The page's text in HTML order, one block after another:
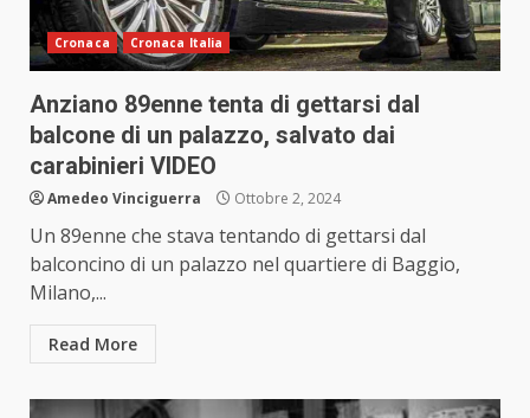
Cronaca Cronaca Italia
Anziano 89enne tenta di gettarsi dal
balcone di un palazzo, salvato dai
carabinieri VIDEO
Amedeo Vinciguerra Ottobre 2, 2024
Un 89enne che stava tentando di gettarsi dal
balconcino di un palazzo nel quartiere di Baggio,
Milano,...
Read More